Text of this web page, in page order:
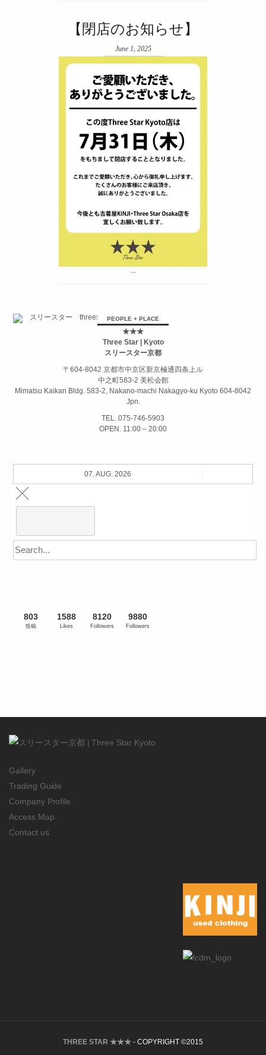
【閉店のお知らせ】
June 1, 2025
PEOPLE + PLACE
★★★
Three Star | Kyoto
スリースター京都
〒604-8042 京都市中京区新京極通四条上ル
中之町583-2 美松会館
Mimatsu Kaikan Bldg. 583-2, Nakano-machi Nakagyo-ku Kyoto 604-8042
Jpn.
TEL. 075-746-5903
OPEN. 11:00 – 20:00
07. AUG. 2026
803
投稿
1588
Likes
8120
Followers
9880
Followers
Gallery
Trading Guide
Company Profile
Access Map
Contact us
THREE STAR ★★★ - COPYRIGHT ©2015